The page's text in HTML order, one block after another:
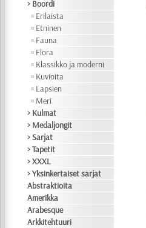
> Boordi
Erilaista
Etninen
Fauna
Flora
Klassikko ja moderni
Kuvioita
Lapsien
Meri
> Kulmat
> Medaljongit
> Sarjat
> Tapetit
> XXXL
> Yksinkertaiset sarjat
Abstraktioita
Amerikka
Arabesque
Arkkitehtuuri